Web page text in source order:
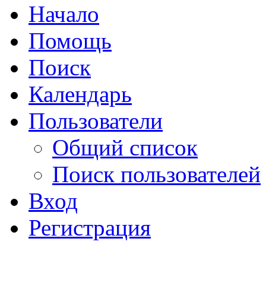
Начало
Помощь
Поиск
Календарь
Пользователи
Общий список
Поиск пользователей
Вход
Регистрация